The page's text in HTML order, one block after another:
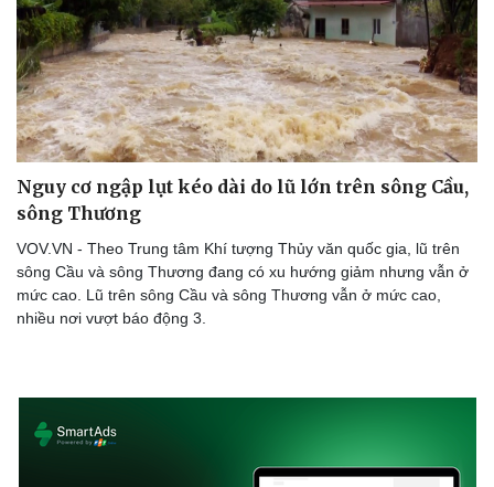
Sản phụ khoa
Nhi khoa
Nam khoa
Làm đẹp - giảm cân
Phòng mạch online
Ăn sạch sống khỏe
Tình yêu - Gia đình
Nguy cơ ngập lụt kéo dài do lũ lớn trên sông Cầu,
sông Thương
VOV.VN - Theo Trung tâm Khí tượng Thủy văn quốc gia, lũ trên
sông Cầu và sông Thương đang có xu hướng giảm nhưng vẫn ở
mức cao. Lũ trên sông Cầu và sông Thương vẫn ở mức cao,
nhiều nơi vượt báo động 3.